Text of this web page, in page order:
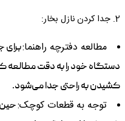
2. جدا کردن نازل بخار:
مطالعه دفترچه راهنما:برای
دستگاه خود را به دقت مطالعه
کشیدن به راحتی جدا می‌شود.
توجه به قطعات کوچک: